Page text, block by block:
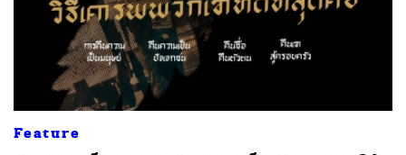
Feature